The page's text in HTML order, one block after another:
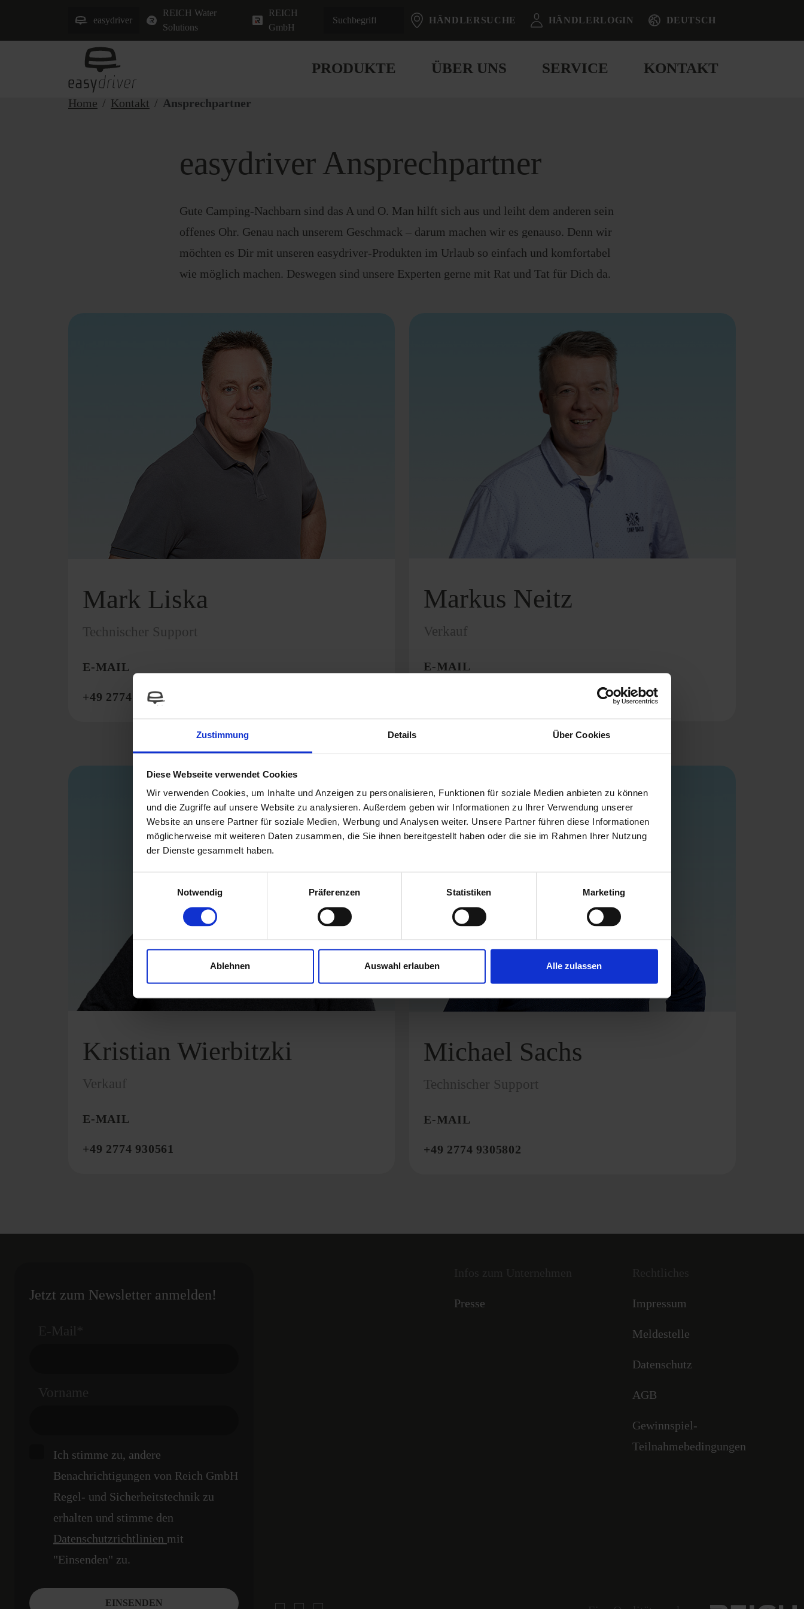
Zustimmung Details Über Cookies
Diese Webseite verwendet Cookies
Wir verwenden Cookies, um Inhalte und Anzeigen zu personalisieren, Funktionen für soziale Medien anbieten zu können
und die Zugriffe auf unsere Website zu analysieren. Außerdem geben wir Informationen zu Ihrer Verwendung unserer
Website an unsere Partner für soziale Medien, Werbung und Analysen weiter. Unsere Partner führen diese Informationen
möglicherweise mit weiteren Daten zusammen, die Sie ihnen bereitgestellt haben oder die sie im Rahmen Ihrer Nutzung
der Dienste gesammelt haben.
Notwendig
Präferenzen Statistiken Marketing
Ablehnen Auswahl erlauben Alle zulassen
easydriver
REICH Water
Solutions
REICH
GmbH
HÄNDLERSUCHE HÄNDLERLOGIN DEUTSCH
PRODUKTE ÜBER UNS SERVICE KONTAKT
Home Kontakt Ansprechpartner
easydriver Ansprechpartner
Gute Camping-Nachbarn sind das A und O. Man hilft sich aus und leiht dem anderen sein
offenes Ohr. Genau nach unserem Geschmack – darum machen wir es genauso. Denn wir
möchten es Dir mit unseren easydriver-Produkten im Urlaub so einfach und komfortabel
wie möglich machen. Deswegen sind unsere Experten gerne mit Rat und Tat für Dich da.
Mark Liska
Technischer Support
E-MAIL
+49 2774 930568
Markus Neitz
Verkauf
E-MAIL
Kristian Wierbitzki
Verkauf
E-MAIL
+49 2774 930561
Michael Sachs
Technischer Support
E-MAIL
+49 2774 9305802
Jetzt zum Newsletter anmelden!
E-Mail*
Vorname
Ich stimme zu, andere
Benachrichtigungen von Reich GmbH
Regel- und Sicherheitstechnik zu
erhalten und stimme den
Datenschutzrichtlinien mit
"Einsenden" zu.
Presse Impressum
Meldestelle
Datenschutz
AGB
Gewinnspiel-
Teilnahmebedingungen